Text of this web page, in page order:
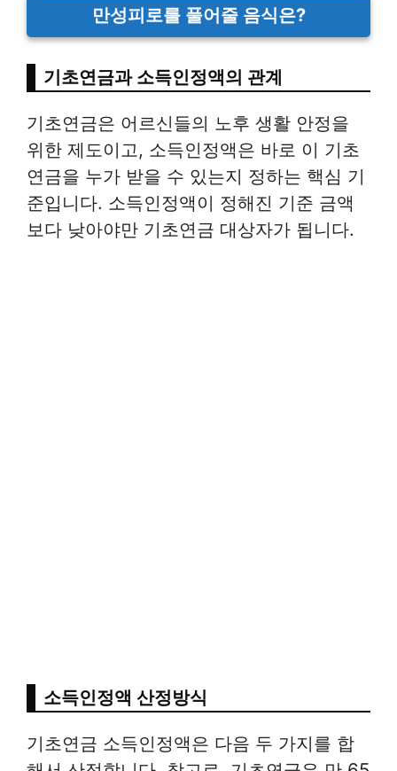
만성피로를 풀어줄 음식은?
기초연금과 소득인정액의 관계
기초연금은 어르신들의 노후 생활 안정을
위한 제도이고, 소득인정액은 바로 이 기초
연금을 누가 받을 수 있는지 정하는 핵심 기
준입니다. 소득인정액이 정해진 기준 금액
보다 낮아야만 기초연금 대상자가 됩니다.
소득인정액 산정방식
기초연금 소득인정액은 다음 두 가지를 합